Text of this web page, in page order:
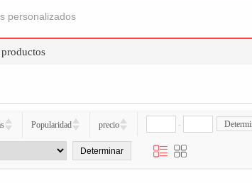
personalizados
Popularidad precio -